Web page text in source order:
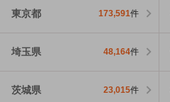
東京都 173,591件
埼玉県 48,164件
茨城県 23,015件